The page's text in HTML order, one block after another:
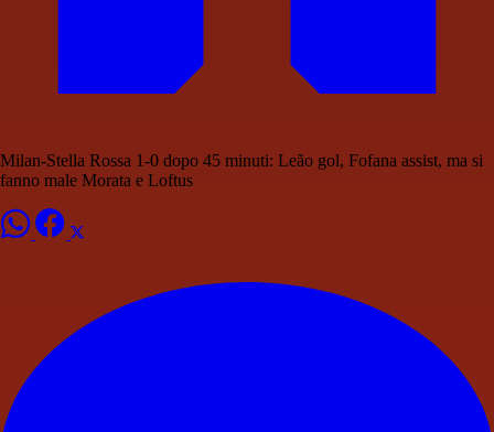
Milan-Stella Rossa 1-0 dopo 45 minuti: Leão gol, Fofana assist, ma si
fanno male Morata e Loftus